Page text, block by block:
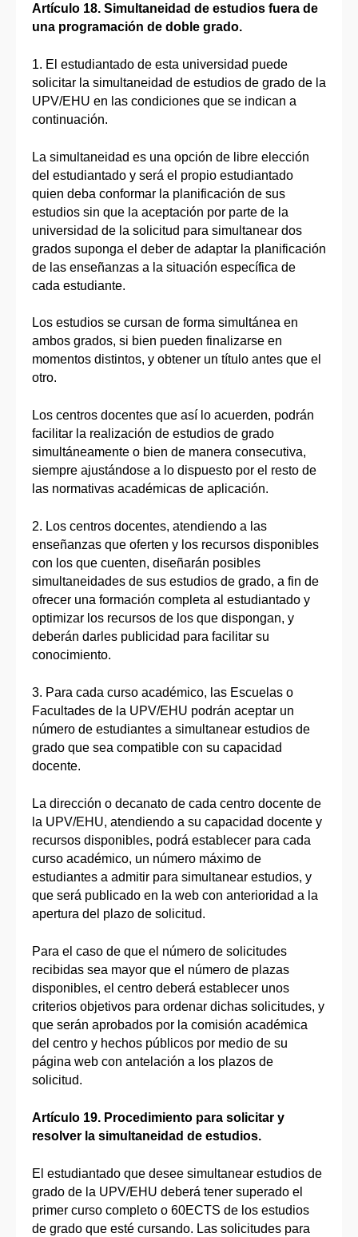
Artículo 18. Simultaneidad de estudios fuera de
una programación de doble grado.
1. El estudiantado de esta universidad puede
solicitar la simultaneidad de estudios de grado de la
UPV/EHU en las condiciones que se indican a
continuación.
La simultaneidad es una opción de libre elección
del estudiantado y será el propio estudiantado
quien deba conformar la planificación de sus
estudios sin que la aceptación por parte de la
universidad de la solicitud para simultanear dos
grados suponga el deber de adaptar la planificación
de las enseñanzas a la situación específica de
cada estudiante.
Los estudios se cursan de forma simultánea en
ambos grados, si bien pueden finalizarse en
momentos distintos, y obtener un título antes que el
otro.
Los centros docentes que así lo acuerden, podrán
facilitar la realización de estudios de grado
simultáneamente o bien de manera consecutiva,
siempre ajustándose a lo dispuesto por el resto de
las normativas académicas de aplicación.
2. Los centros docentes, atendiendo a las
enseñanzas que oferten y los recursos disponibles
con los que cuenten, diseñarán posibles
simultaneidades de sus estudios de grado, a fin de
ofrecer una formación completa al estudiantado y
optimizar los recursos de los que dispongan, y
deberán darles publicidad para facilitar su
conocimiento.
3. Para cada curso académico, las Escuelas o
Facultades de la UPV/EHU podrán aceptar un
número de estudiantes a simultanear estudios de
grado que sea compatible con su capacidad
docente.
La dirección o decanato de cada centro docente de
la UPV/EHU, atendiendo a su capacidad docente y
recursos disponibles, podrá establecer para cada
curso académico, un número máximo de
estudiantes a admitir para simultanear estudios, y
que será publicado en la web con anterioridad a la
apertura del plazo de solicitud.
Para el caso de que el número de solicitudes
recibidas sea mayor que el número de plazas
disponibles, el centro deberá establecer unos
criterios objetivos para ordenar dichas solicitudes, y
que serán aprobados por la comisión académica
del centro y hechos públi­cos por medio de su
página web con antelación a los plazos de
solicitud.
Artículo 19. Procedimiento para solicitar y
resolver la simultaneidad de estudios.
El estudiantado que desee simultanear estudios de
grado de la UPV/EHU deberá tener superado el
primer curso completo o 60ECTS de los estudios
de grado que esté cursando. Las solicitudes para